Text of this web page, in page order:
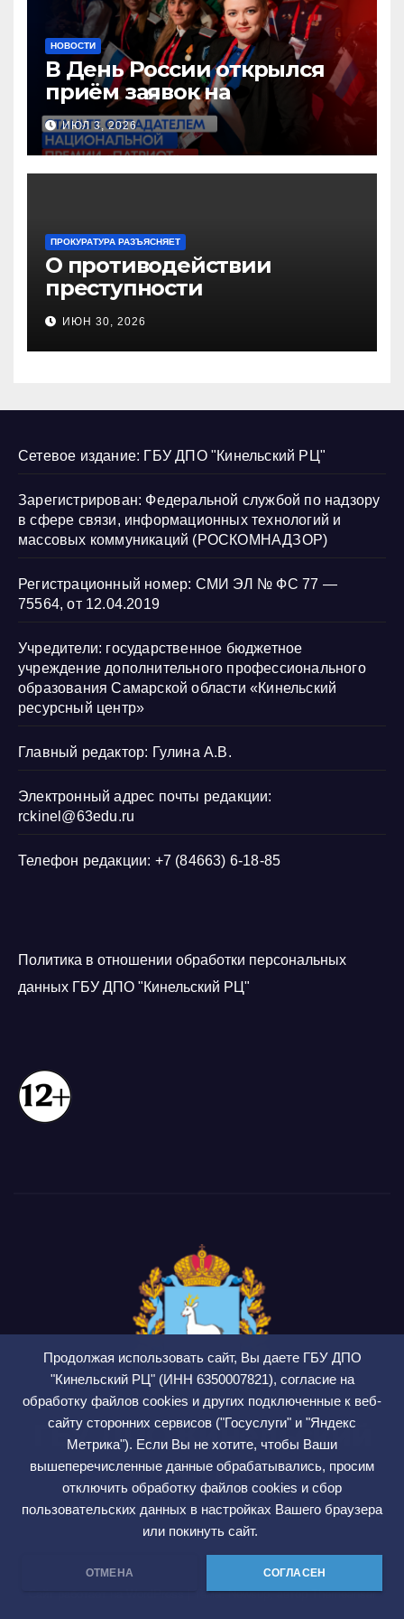
Продолжая использовать сайт, Вы даете ГБУ ДПО
"Кинельский РЦ" (ИНН 6350007821), согласие на
обработку файлов cookies и других подключенные к веб-
сайту сторонних сервисов ("Госуслуги" и "Яндекс
Метрика"). Если Вы не хотите, чтобы Ваши
вышеперечисленные данные обрабатывались, просим
отключить обработку файлов cookies и сбор
пользовательских данных в настройках Вашего браузера
или покинуть сайт.
ОТМЕНА СОГЛАСЕН
НОВОСТИ
В День России открылся
приём заявок на
Национальную премию
«Патриот»
ИЮЛ 3, 2026
ПРОКУРАТУРА РАЗЪЯСНЯЕТ
О противодействии
преступности
несовершеннолетних и
нарушению их прав
ИЮН 30, 2026
Сетевое издание: ГБУ ДПО "Кинельский РЦ"
Зарегистрирован: Федеральной службой по надзору
в сфере связи, информационных технологий и
массовых коммуникаций (РОСКОМНАДЗОР)
Регистрационный номер: СМИ ЭЛ № ФС 77 —
75564, от 12.04.2019
Учредители: государственное бюджетное
учреждение дополнительного профессионального
образования Самарской области «Кинельский
ресурсный центр»
Главный редактор: Гулина А.В.
Электронный адрес почты редакции:
rckinel@63edu.ru
Телефон редакции: +7 (84663) 6-18-85
Политика в отношении обработки персональных
данных ГБУ ДПО "Кинельский РЦ"
ГБУ ДПО Кинельский
РЦ
СМИ ЭЛ № ФС 77 — 75564
Тема: Newsup, авторThemeansar